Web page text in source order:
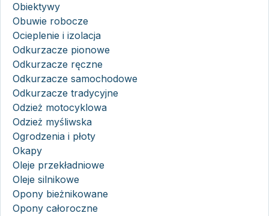
Obiektywy
Obuwie robocze
Ocieplenie i izolacja
Odkurzacze pionowe
Odkurzacze ręczne
Odkurzacze samochodowe
Odkurzacze tradycyjne
Odzież motocyklowa
Odzież myśliwska
Ogrodzenia i płoty
Okapy
Oleje przekładniowe
Oleje silnikowe
Opony bieżnikowane
Opony całoroczne